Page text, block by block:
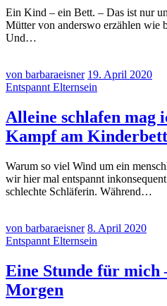
Ein Kind – ein Bett. – Das ist nur
Mütter von anderswo erzählen wie
Und…
von barbaraeisner 19. April 2020
Entspannt Elternsein
Alleine schlafen mag
Kampf am Kinderbett
Warum so viel Wind um ein
wir hier mal entspannt
schlechte Schläferin. Während…
von barbaraeisner 8. April 2020
Entspannt Elternsein
Eine Stunde für mich
Morgen